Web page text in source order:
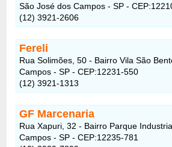
São José dos Campos - SP -
(12) 3921-2606
Fereli
Rua Solimões, 50 - Bairro Vila São
Campos - SP - CEP:12231-550
(12) 3921-1313
GF Marcenaria
Rua Xapuri, 32 - Bairro Parque
Campos - SP - CEP:12235-781